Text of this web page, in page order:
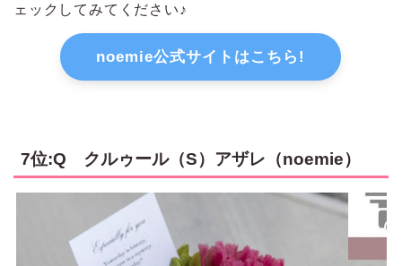
ェックしてみてください♪
noemie公式サイトはこちら!
7位:Q クルゥール（S）アザレ（noemie）